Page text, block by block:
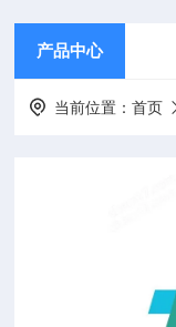
产品中心
当前位置：首页